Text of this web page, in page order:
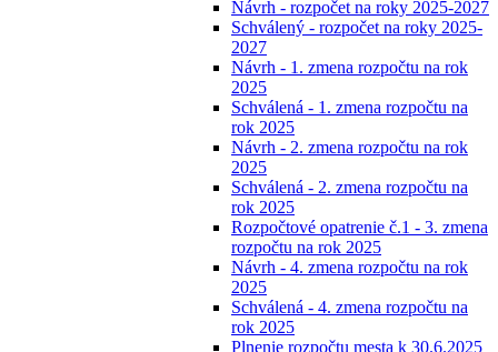
Návrh - rozpočet na roky 2025-2027
Schválený - rozpočet na roky 2025-
2027
Návrh - 1. zmena rozpočtu na rok
2025
Schválená - 1. zmena rozpočtu na
rok 2025
Návrh - 2. zmena rozpočtu na rok
2025
Schválená - 2. zmena rozpočtu na
rok 2025
Rozpočtové opatrenie č.1 - 3. zmena
rozpočtu na rok 2025
Návrh - 4. zmena rozpočtu na rok
2025
Schválená - 4. zmena rozpočtu na
rok 2025
Plnenie rozpočtu mesta k 30.6.2025